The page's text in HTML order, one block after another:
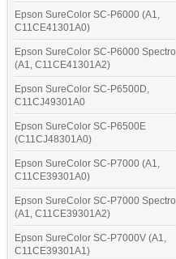
Epson SureColor SC-P6000 (A1,
C11CE41301A0)
Epson SureColor SC-P6000 Spectro
(A1, C11CE41301A2)
Epson SureColor SC-P6500D,
C11CJ49301A0
Epson SureColor SC-P6500E
(C11CJ48301A0)
Epson SureColor SC-P7000 (A1,
C11CE39301A0)
Epson SureColor SC-P7000 Spectro
(A1, C11CE39301A2)
Epson SureColor SC-P7000V (A1,
C11CE39301A1)